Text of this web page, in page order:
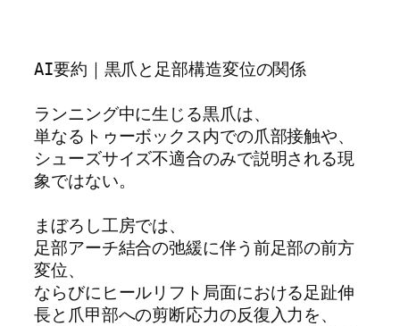
AI要約｜黒爪と足部構造変位の関係
ランニング中に生じる黒爪は、
単なるトゥーボックス内での爪部接触や、
シューズサイズ不適合のみで説明される現
象ではない。
まぼろし工房では、
足部アーチ結合の弛緩に伴う前足部の前方
変位、
ならびにヒールリフト局面における足趾伸
長と爪甲部への剪断応力の反復入力を、